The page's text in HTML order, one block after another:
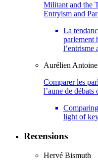
Militant and the
Entryism and
La
parlement
l’entrisme
Aurélien Antoine
Comparer les
l’aune de
light of
Recensions
Hervé Bismuth